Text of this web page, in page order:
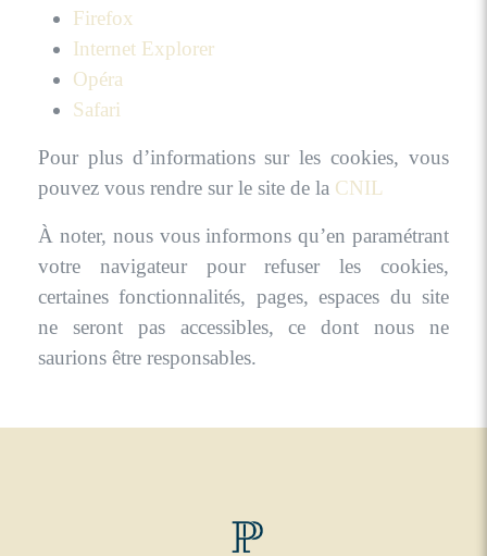
Firefox
Internet Explorer
Opéra
Safari
Pour plus d’informations sur les cookies, vous
pouvez vous rendre sur le site de la CNIL
À noter, nous vous informons qu’en paramétrant
votre navigateur pour refuser les cookies,
certaines fonctionnalités, pages, espaces du site
ne seront pas accessibles, ce dont nous ne
saurions être responsables.